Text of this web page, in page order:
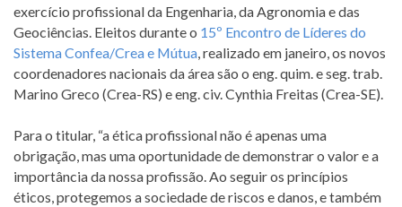
exercício profissional da Engenharia, da Agronomia e das
Geociências. Eleitos durante o 15º Encontro de Líderes do
Sistema Confea/Crea e Mútua , realizado em janeiro, os novos
coordenadores nacionais da área são o eng. quim. e seg. trab.
Marino Greco (Crea-RS) e eng. civ. Cynthia Freitas (Crea-SE).
Para o titular, “a ética profissional não é apenas uma
obrigação, mas uma oportunidade de demonstrar o valor e a
importância da nossa profissão. Ao seguir os princípios
éticos, protegemos a sociedade de riscos e danos, e também